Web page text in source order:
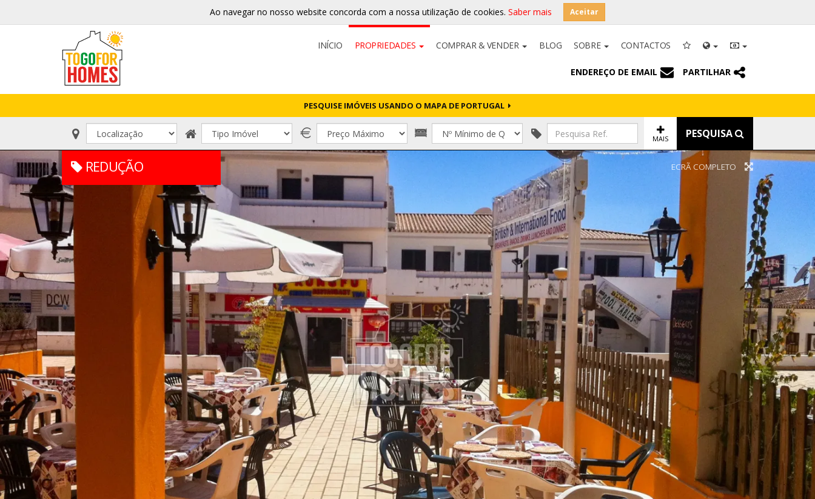
Ao navegar no nosso website concorda com a nossa utilização de cookies. Saber mais Aceitar
INÍCIO PROPRIEDADES COMPRAR & VENDER BLOG SOBRE CONTACTOS
ENDEREÇO DE EMAIL PARTILHAR
PESQUISE IMÓVEIS USANDO O MAPA DE PORTUGAL
MAIS PESQUISA
REDUÇÃO ECRÃ COMPLETO